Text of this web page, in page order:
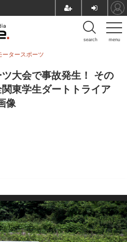
menu
search
大会で事故発生！ その
東学生ダートトライア
像
ータースポーツ